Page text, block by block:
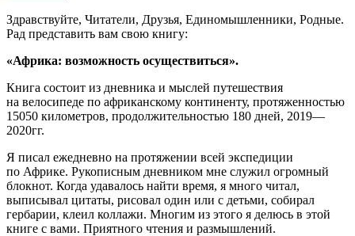
Здравствуйте, Читатели, Друзья, Единомышленники, Родные.
Рад представить вам свою книгу:
«Африка: возможность осуществиться».
Книга состоит из дневника и мыслей путешествия
на велосипеде по африканскому континенту, протяженностью
15050 километров, продолжительностью 180 дней, 2019—
2020гг.
Я писал ежедневно на протяжении всей экспедиции
по Африке. Рукописным дневником мне служил огромный
блокнот. Когда удавалось найти время, я много читал,
выписывал цитаты, рисовал один или с детьми, собирал
гербарии, клеил коллажи. Многим из этого я делюсь в этой
книге с вами. Приятного чтения и размышлений.